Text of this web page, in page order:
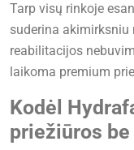
Tarp visų rinkoje
suderina
reabilitacijos
laikoma premium
Kodėl
priežiūros